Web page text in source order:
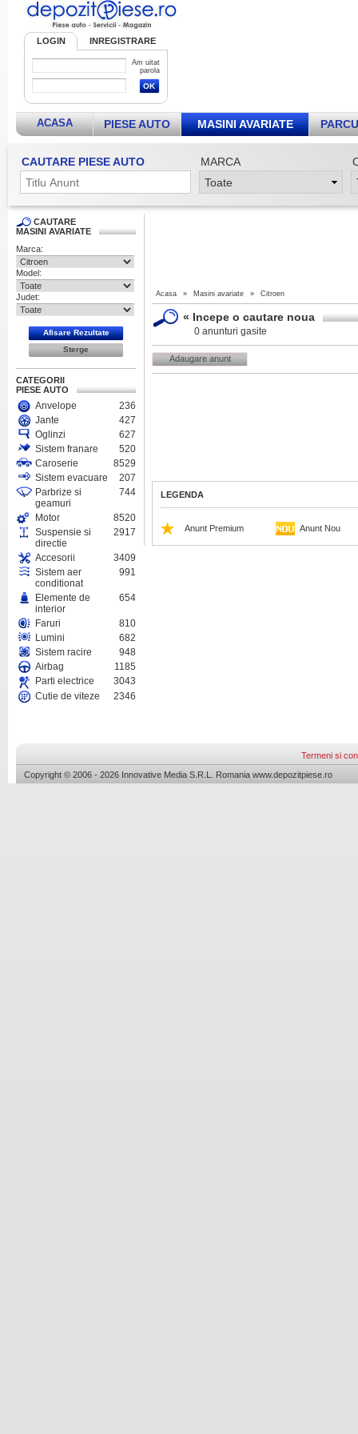
LOGIN INREGISTRARE
Am uitat
parola
ACASA PIESE AUTO MASINI AVARIATE
CAUTARE PIESE AUTO MARCA
CAUTARE
MASINI AVARIATE
Marca:
Model:
Judet:
CATEGORII
PIESE AUTO
Anvelope
236
Jante
427
Oglinzi
627
Sistem franare
520
Caroserie
8529
Sistem evacuare
207
Parbrize si
geamuri
744
Motor
8520
Suspensie si
directie
2917
Accesorii
3409
Sistem aer
conditionat
991
Elemente de
interior
654
Faruri
810
Lumini
682
Sistem racire
948
Airbag
1185
Parti electrice
3043
Cutie de viteze
2346
Acasa » Masini avariate » Citroen
« Incepe o cautare noua
0 anunturi gasite
Adaugare anunt
LEGENDA
Anunt Premium Anunt Nou
Termeni si
Copyright © 2006 - 2026 Innovative Media S.R.L. Romania www.depozitpiese.ro